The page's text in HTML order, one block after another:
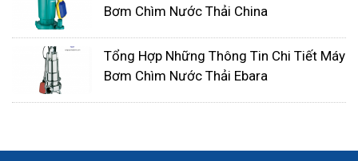
Bơm Chìm Nước Thải China
Tổng Hợp Những Thông Tin Chi Tiết Máy
Bơm Chìm Nước Thải Ebara